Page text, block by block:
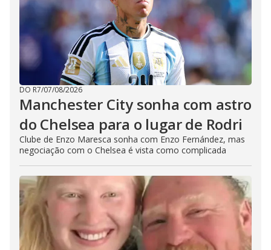
DO R7/07/08/2026
Manchester City sonha com astro
do Chelsea para o lugar de Rodri
Clube de Enzo Maresca sonha com Enzo Fernández, mas
negociação com o Chelsea é vista como complicada